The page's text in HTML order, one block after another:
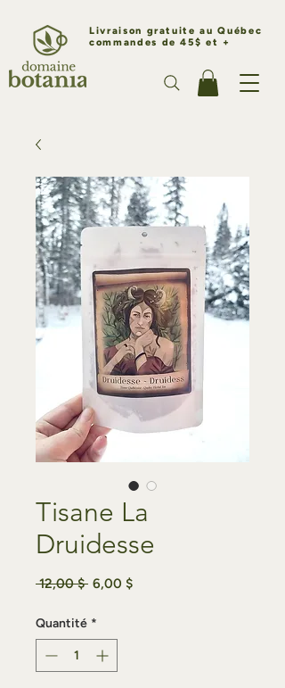
Livraison gratuite au Québec
commandes de 45$ et +
Tisane La
Druidesse
12,00 $ Prix
6,00 $Prix
Quantité *